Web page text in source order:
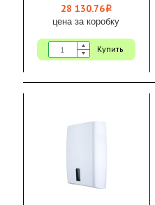
28 130.76i
цена за коробку
Купить